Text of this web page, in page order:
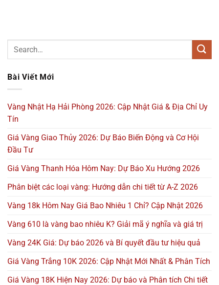
Bài Viết Mới
Vàng Nhật Hạ Hải Phòng 2026: Cập Nhật Giá & Địa Chỉ Uy
Tín
Giá Vàng Giao Thủy 2026: Dự Báo Biến Động và Cơ Hội
Đầu Tư
Giá Vàng Thanh Hóa Hôm Nay: Dự Báo Xu Hướng 2026
Phân biệt các loại vàng: Hướng dẫn chi tiết từ A-Z 2026
Vàng 18k Hôm Nay Giá Bao Nhiêu 1 Chỉ? Cập Nhật 2026
Vàng 610 là vàng bao nhiêu K? Giải mã ý nghĩa và giá trị
Vàng 24K Giá: Dự báo 2026 và Bí quyết đầu tư hiệu quả
Giá Vàng Trắng 10K 2026: Cập Nhật Mới Nhất & Phân Tích
Giá Vàng 18K Hiện Nay 2026: Dự báo và Phân tích Chi tiết